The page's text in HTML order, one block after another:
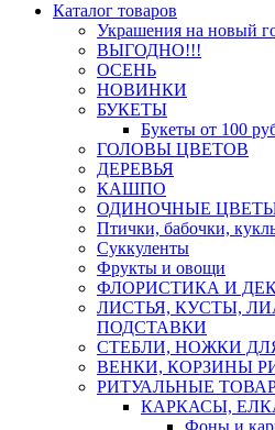
Каталог товаров
Украшения на новый
ВЫГОДНО!!!
ОСЕНЬ
НОВИНКИ
БУКЕТЫ
Букеты от 100
ГОЛОВЫ ЦВЕТОВ
ДЕРЕВЬЯ
КАШПО
ОДИНОЧНЫЕ
Птички, бабочки,
Суккуленты
Фрукты и овощи
ФЛОРИСТИКА И
ЛИСТЬЯ, КУСТЫ,
ПОДСТАВКИ
СТЕБЛИ, НОЖКИ
ВЕНКИ, КОРЗИНЫ
РИТУАЛЬНЫЕ
КАРКАСЫ,
Фоны и